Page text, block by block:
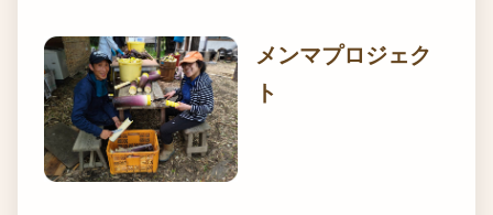
メンマプロジェク
ト